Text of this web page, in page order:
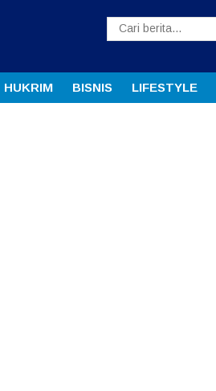
HUKRIM BISNIS LIFESTYLE